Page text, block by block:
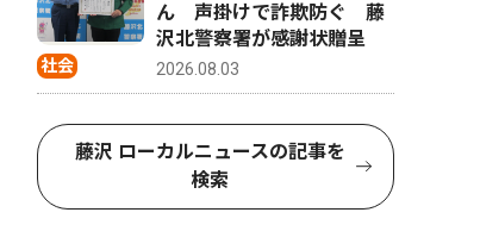
社会
ん 声掛けで詐欺防ぐ 藤
沢北警察署が感謝状贈呈
2026.08.03
藤沢 ローカルニュースの記事を
検索